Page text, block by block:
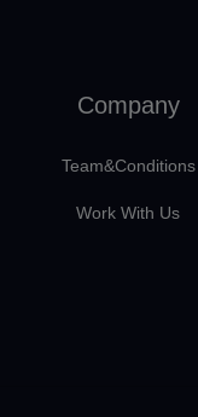
Company
Team&Conditions
Work With Us